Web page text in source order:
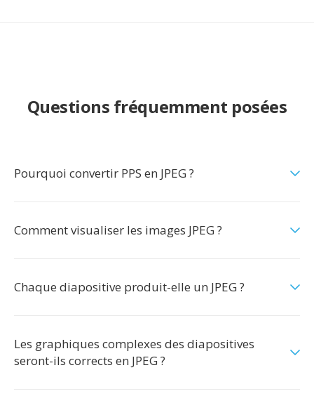
Questions fréquemment posées
Pourquoi convertir PPS en JPEG ?
Comment visualiser les images JPEG ?
Chaque diapositive produit-elle un JPEG ?
Les graphiques complexes des diapositives
seront-ils corrects en JPEG ?